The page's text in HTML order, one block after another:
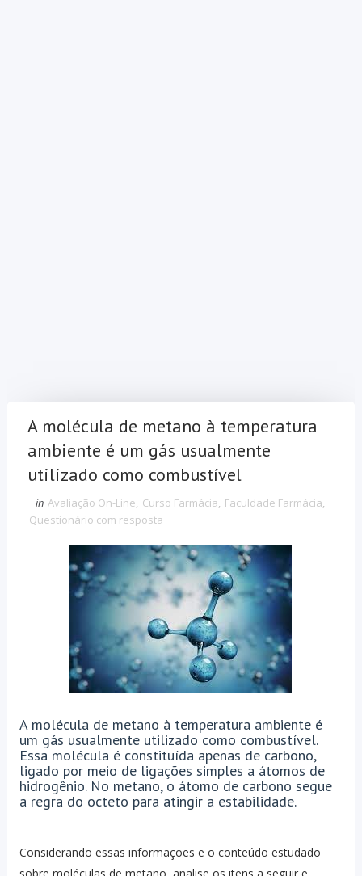
A molécula de metano à temperatura
ambiente é um gás usualmente
utilizado como combustível
in Avaliação On-Line, Curso Farmácia, Faculdade Farmácia,
Questionário com resposta
A molécula de metano à temperatura ambiente é
um gás usualmente utilizado como combustível.
Essa molécula é constituída apenas de carbono,
ligado por meio de ligações simples a átomos de
hidrogênio. No metano, o átomo de carbono segue
a regra do octeto para atingir a estabilidade.
Considerando essas informações e o conteúdo estudado